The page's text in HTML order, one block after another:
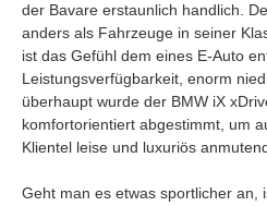
der Bavare erstaunlich handlich.
anders als Fahrzeuge in seiner
ist das Gefühl dem eines E-Auto
Leistungsverfügbarkeit, enorm
überhaupt wurde der BMW iX
komfortorientiert abgestimmt, um
Klientel leise und luxuriös
Geht man es etwas sportlicher an,